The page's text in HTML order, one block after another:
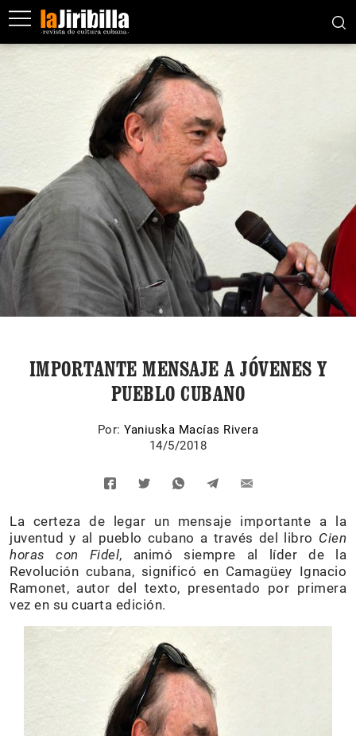
IMPORTANTE MENSAJE A JÓVENES Y
PUEBLO CUBANO
Por:Yaniuska Macías Rivera
14/5/2018
La certeza de legar un mensaje importante a la
juventud y al pueblo cubano a través del libro Cien
horas con Fidel, animó siempre al líder de la
Revolución cubana, significó en Camagüey Ignacio
Ramonet, autor del texto, presentado por primera
vez en su cuarta edición.